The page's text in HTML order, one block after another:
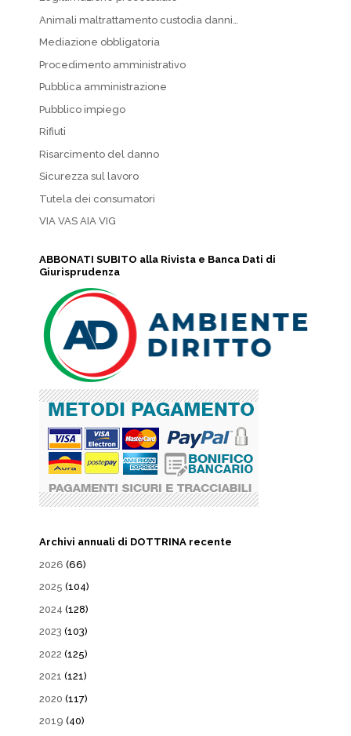
Animali maltrattamento custodia danni…
Mediazione obbligatoria
Procedimento amministrativo
Pubblica amministrazione
Pubblico impiego
Rifiuti
Risarcimento del danno
Sicurezza sul lavoro
Tutela dei consumatori
VIA VAS AIA VIG
ABBONATI SUBITO alla Rivista e Banca Dati di
Giurisprudenza
Archivi annuali di DOTTRINA recente
2026 (66)
2025 (104)
2024 (128)
2023 (103)
2022 (125)
2021 (121)
2020 (117)
2019 (40)